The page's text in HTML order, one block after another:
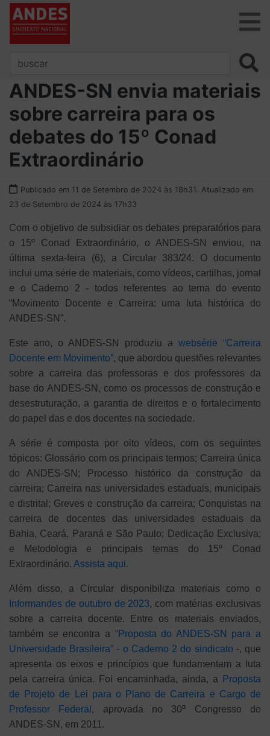
ANDES-SN envia materiais
sobre carreira para os
debates do 15º Conad
Extraordinário
Publicado em 11 de Setembro de 2024 às 18h31.
Atualizado em
23 de Setembro de 2024 às 17h33
Com o objetivo de subsidiar os debates preparatórios para
o 15º Conad Extraordinário, o ANDES-SN enviou, na
última sexta-feira (6), a Circular 383/24. O documento
inclui uma série de materiais, como vídeos, cartilhas, jornal
e o Caderno 2 - todos referentes ao tema do evento
“Movimento Docente e Carreira: uma luta histórica do
ANDES-SN”.
Este ano, o ANDES-SN produziu a websérie “Carreira
Docente em Movimento”, que abordou questões relevantes
sobre a carreira das professoras e dos professores da
base do ANDES-SN, como os processos de construção e
desestruturação, a garantia de direitos e o fortalecimento
do papel das e dos docentes na sociedade.
A série é composta por oito vídeos, com os seguintes
tópicos: Glossário com os principais termos; Carreira única
do ANDES-SN; Processo histórico da construção da
carreira; Carreira nas universidades estaduais, municipais
e distrital; Greves e construção da carreira; Conquistas na
carreira de docentes das universidades estaduais da
Bahia, Ceará, Paraná e São Paulo; Dedicação Exclusiva;
e Metodologia e principais temas do 15º Conad
Extraordinário. Assista aqui.
Além disso, a Circular disponibiliza materiais como o
Informandes de outubro de 2023, com matérias exclusivas
sobre a carreira docente. Entre os materiais enviados,
também se encontra a “Proposta do ANDES-SN para a
Universidade Brasileira” - o Caderno 2 do sindicato -, que
apresenta os eixos e princípios que fundamentam a luta
pela carreira única. Foi encaminhada, ainda, a
Proposta
de Projeto de Lei para o Plano de Carreira e Cargo de
Professor Federal , aprovada no 30º Congresso do
ANDES-SN, em 2011.